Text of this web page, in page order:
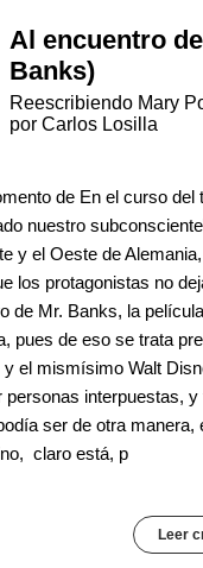
Al encuentro
Banks)
Reescribiendo Mary
por Carlos Losilla
de En el curso
nuestro
y el Oeste de
los protagonistas no
de Mr. Banks, la
pues de eso se trata
el mismísimo Walt
interpuestas,
ser de otra
claro está, p
Leer